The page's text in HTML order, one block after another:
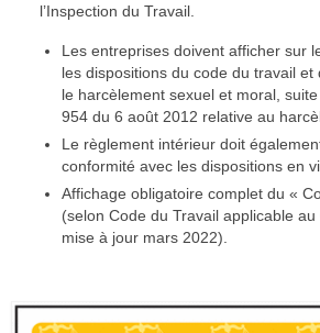
l’Inspection du Travail.
Les entreprises doivent afficher sur
les dispositions du code du travail et
le harcèlement sexuel et moral,
954 du 6 août 2012 relative au
Le règlement intérieur doit
conformité avec les dispositions en
Affichage obligatoire complet du «
(selon Code du Travail applicable
mise à jour mars 2022).